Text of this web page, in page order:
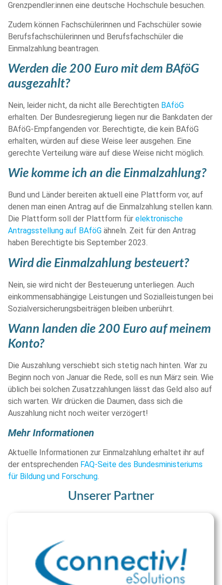
Grenzpendler:innen eine deutsche Hochschule besuchen.
Zudem können Fachschülerinnen und Fachschüler sowie
Berufsfachschülerinnen und Berufsfachschüler die
Einmalzahlung beantragen.
Werden die 200 Euro mit dem BAföG
ausgezahlt?
Nein, leider nicht, da nicht alle Berechtigten BAföG
erhalten. Der Bundesregierung liegen nur die Bankdaten der
BAföG-Empfangenden vor. Berechtigte, die kein BAföG
erhalten, würden auf diese Weise leer ausgehen. Eine
gerechte Verteilung wäre auf diese Weise nicht möglich.
Wie komme ich an die Einmalzahlung?
Bund und Länder bereiten aktuell eine Plattform vor, auf
denen man einen Antrag auf die Einmalzahlung stellen kann.
Die Plattform soll der Plattform für elektronische
Antragsstellung auf BAföG ähneln. Zeit für den Antrag
haben Berechtigte bis September 2023.
Wird die Einmalzahlung besteuert?
Nein, sie wird nicht der Besteuerung unterliegen. Auch
einkommensabhängige Leistungen und Sozialleistungen bei
Sozialversicherungsbeiträgen bleiben unberührt.
Wann landen die 200 Euro auf meinem
Konto?
Die Auszahlung verschiebt sich stetig nach hinten. War zu
Beginn noch von Januar die Rede, soll es nun März sein. Wie
üblich bei solchen Zusatzzahlungen lässt das Geld also auf
sich warten. Wir drücken die Daumen, dass sich die
Auszahlung nicht noch weiter verzögert!
Mehr Informationen
Aktuelle Informationen zur Einmalzahlung erhaltet ihr auf
der entsprechenden FAQ-Seite des Bundesministeriums
für Bildung und Forschung
Unserer Partner